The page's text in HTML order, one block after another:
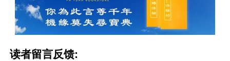
读者留言反馈: